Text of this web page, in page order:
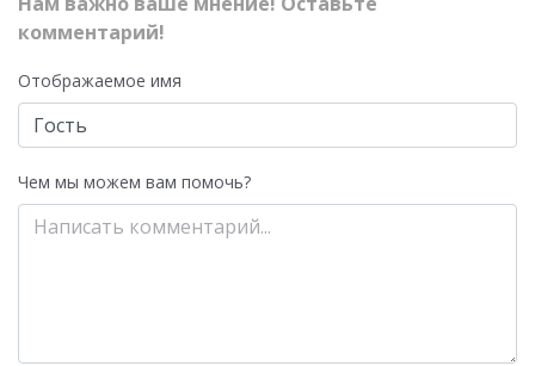
комментарий!
Отображаемое имя
Чем мы можем вам помочь?